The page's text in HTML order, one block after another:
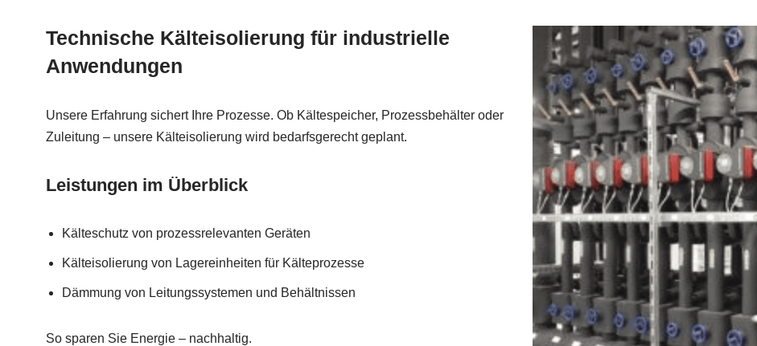
Technische Kälteisolierung für industrielle
Anwendungen
Unsere Erfahrung sichert Ihre Prozesse. Ob Kältespeicher, Prozessbehälter oder
Zuleitung – unsere Kälteisolierung wird bedarfsgerecht geplant.
Leistungen im Überblick
Kälteschutz von prozessrelevanten Geräten
Kälteisolierung von Lagereinheiten für Kälteprozesse
Dämmung von Leitungssystemen und Behältnissen
So sparen Sie Energie – nachhaltig.